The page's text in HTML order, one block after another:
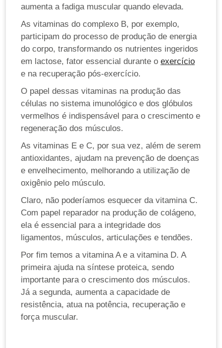
aumenta a fadiga muscular quando elevada.
As vitaminas do complexo B, por exemplo,
participam do processo de produção de energia
do corpo, transformando os nutrientes ingeridos
em lactose, fator essencial durante o exercício
e na recuperação pós-exercício.
O papel dessas vitaminas na produção das
células no sistema imunológico e dos glóbulos
vermelhos é indispensável para o crescimento e
regeneração dos músculos.
As vitaminas E e C, por sua vez, além de serem
antioxidantes, ajudam na prevenção de doenças
e envelhecimento, melhorando a utilização de
oxigênio pelo músculo.
Claro, não poderíamos esquecer da vitamina C.
Com papel reparador na produção de colágeno,
ela é essencial para a integridade dos
ligamentos, músculos, articulações e tendões.
Por fim temos a vitamina A e a vitamina D. A
primeira ajuda na síntese proteica, sendo
importante para o crescimento dos músculos.
Já a segunda, aumenta a capacidade de
resistência, atua na potência, recuperação e
força muscular.